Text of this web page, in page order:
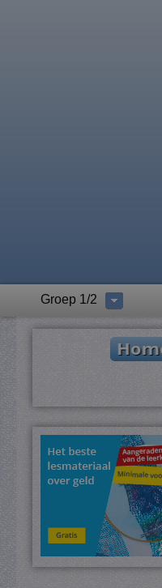
Groep 1/2